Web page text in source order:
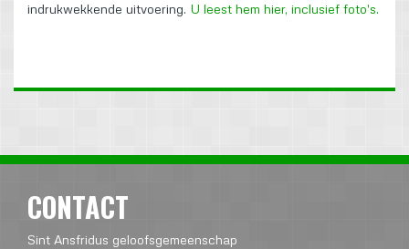
indrukwekkende uitvoering. U leest hem hier, inclusief foto's.
CONTACT
Sint Ansfridus geloofsgemeenschap